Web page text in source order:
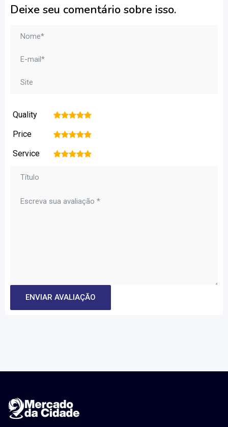
Deixe seu comentário sobre isso.
Quality 5
4
3
2
Price 5
4
3
2
Service 5
4
3
2